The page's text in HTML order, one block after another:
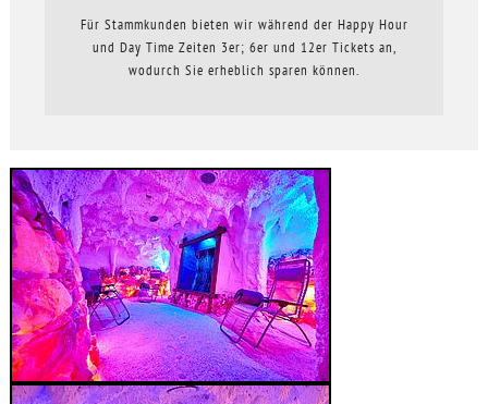
Für Stammkunden bieten wir während der Happy Hour
und Day Time Zeiten 3er; 6er und 12er Tickets an,
wodurch Sie erheblich sparen können.